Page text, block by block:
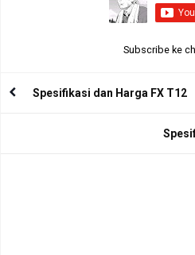
Subscribe ke
Spesifikasi dan Harga FX T12